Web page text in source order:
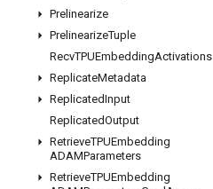
Prelinearize
PrelinearizeTuple
RecvTPUEmbeddingActivations
ReplicateMetadata
ReplicatedInput
ReplicatedOutput
RetrieveTPUEmbedding
ADAMParameters
RetrieveTPUEmbedding